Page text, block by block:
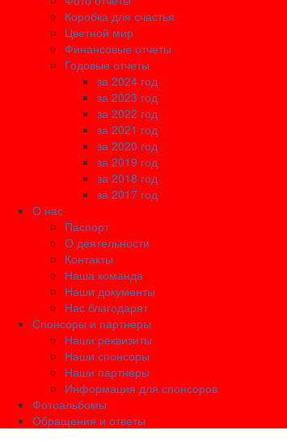
Коробка для счастья
Цветной мир
Финансовые отчеты
Годовые отчеты
за 2024 год
за 2023 год
за 2022 год
за 2021 год
за 2020 год
за 2019 год
за 2018 год
за 2017 год
О нас
Паспорт
О деятельности
Контакты
Наша команда
Наши документы
Нас благодарят
Спонсоры и партнеры
Наши реквизиты
Наши спонсоры
Наши партнеры
Информация для спонсоров
Фотоальбомы
Обращения и ответы